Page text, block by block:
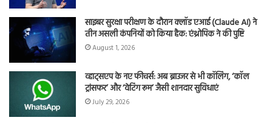
साइबर सुरक्षा परीक्षण के दौरान क्लॉड एआई (Claude AI) ने
तीन असली कंपनियों को किया हैक: एंथ्रोपिक ने की पुष्टि
August 1, 2026
व्हाट्सएप के नए फीचर्स: अब ब्राउजर से भी कॉलिंग, ‘कॉल
ट्रांसफर’ और ‘वेटिंग रूम’ जैसी शानदार सुविधाएं
July 29, 2026